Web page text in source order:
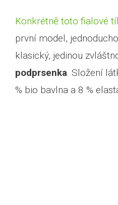
Konkrétně toto fialové
první model,
klasický, jedinou
podprsenka. Složení
% bio bavlna a 8 %